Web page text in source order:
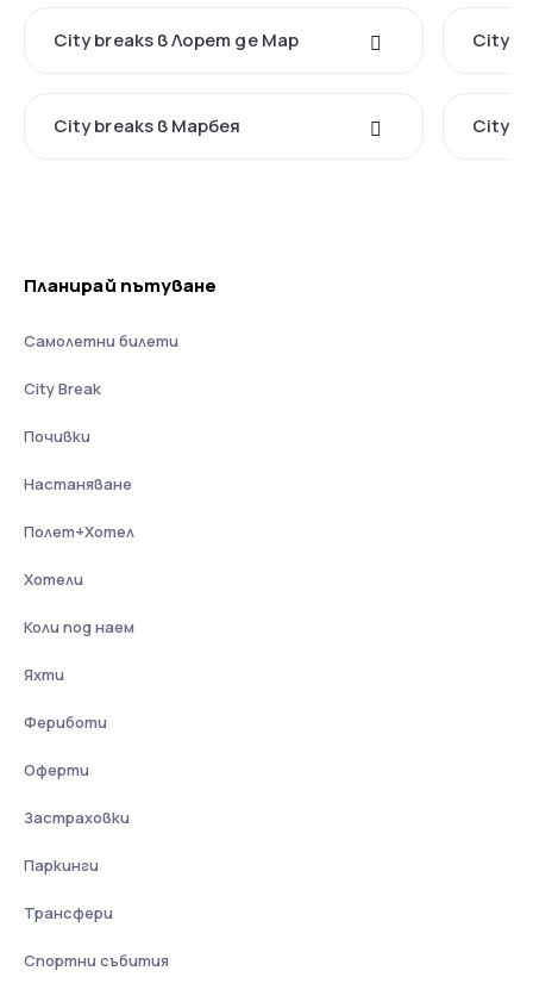
City breaks в Лорет де Мар City
City breaks в Марбея City
Планирай пътуване
Самолетни билети
City Break
Почивки
Настаняване
Полет+Хотел
Хотели
Коли под наем
Яхти
Фериботи
Оферти
Застраховки
Паркинги
Трансфери
Спортни събития